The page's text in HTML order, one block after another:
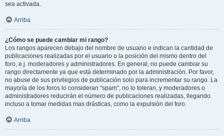
sea activada.
Arriba
¿Cómo se puede cambiar mi rango?
Los rangos aparecen debajo del nombre de usuario e indican la cantidad de
publicaciones realizadas por el usuario o la posición del mismo dentro del
foro, e.j. moderadores y administradores. En general, no puede cambiar su
rango directamente ya que está determinado por la administración. Por favor,
no abuse de sus privilegios de publicación solo para incrementar su rango. La
mayoría de los foros lo consideran “spam”, no lo toleran, y moderadores o
administradores reducirán el número de publicaciones realizadas, llegando
incluso a tomar medidas mas drásticas, como la expulsión del foro.
Arriba